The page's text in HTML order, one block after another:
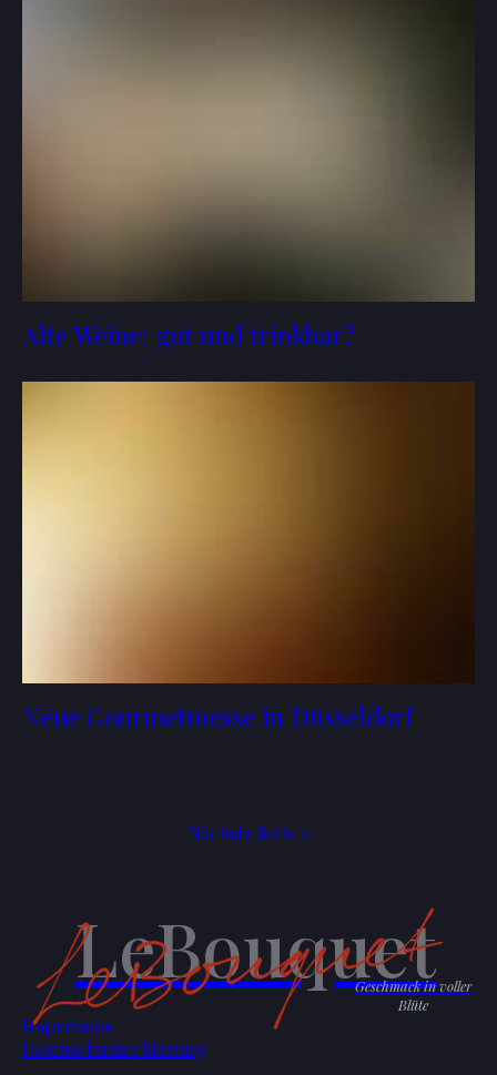
Alte Weine: gut und trinkbar?
Neue Gourmetmesse in Düsseldorf
Nächste Seite »
LeBouquet
Geschmack in voller
Blüte
Impressum
Datenschutzerklärung